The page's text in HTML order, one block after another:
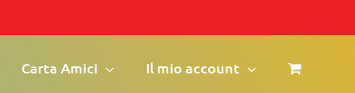
Carta Amici Il mio account